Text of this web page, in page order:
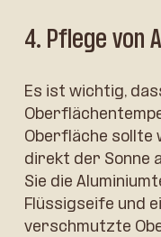
4. Pflege von
Es ist wichtig,
Oberfläche sollte
direkt der Sonne
Sie die
Flüssigseife und
verschmutzte